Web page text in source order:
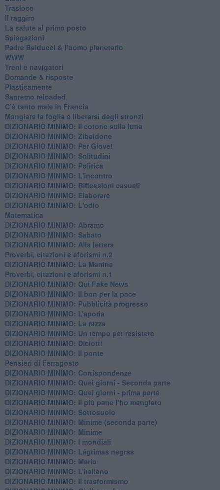
Trasloco
Il raggiro
​La salute al primo posto
Spiegazioni
Padre Balducci & l’uomo planetario
WWW
​Treni e navigatori
​Domande & risposte
​Plasticamente
Sanremo reloaded
C’è tanto male in Francia
​Mangiare la foglia e liberarsi dagli stronzi
DIZIONARIO MINIMO: Il cotone sulla luna
DIZIONARIO MINIMO: Zibaldone
DIZIONARIO MINIMO: Per Giove!
DIZIONARIO MINIMO: Solitudini
DIZIONARIO MINIMO: Politica
DIZIONARIO MINIMO: L'incontro
DIZIONARIO MINIMO: Riflessioni casuali
DIZIONARIO MINIMO: Elaborare
DIZIONARIO MINIMO: L'odio
​Matematica
DIZIONARIO MINIMO: Abramo
DIZIONARIO MINIMO: Sabato
​DIZIONARIO MINIMO: Alla lettera
Proverbi, citazioni e aforismi n.2
DIZIONARIO MINIMO: La Manina
​Proverbi, citazioni e aforismi n.1
DIZIONARIO MINIMO: Qui Fake News
DIZIONARIO MINIMO: ​Il bon per la pace
DIZIONARIO MINIMO: Pubblicità progresso
DIZIONARIO MINIMO: L’aporìa
DIZIONARIO MINIMO: La razza
DIZIONARIO MINIMO: Un tempo per resistere
DIZIONARIO MINIMO: Diciotti
DIZIONARIO MINIMO: Il ponte
Pensieri di Ferragosto
DIZIONARIO MINIMO: Corrispondenze
DIZIONARIO MINIMO: Quei giorni - Seconda parte
DIZIONARIO MINIMO: Quei giorni - prima parte
DIZIONARIO MINIMO: Il più pane l’ho mangiato
DIZIONARIO MINIMO: Sottosuolo
DIZIONARIO MINIMO: Minime (seconda parte)
DIZIONARIO MINIMO: Minime
DIZIONARIO MINIMO: ​I mondiali
DIZIONARIO MINIMO: ​Lágrimas negras
DIZIONARIO MINIMO: Mario
DIZIONARIO MINIMO: L’italiano
DIZIONARIO MINIMO: Il trasformismo